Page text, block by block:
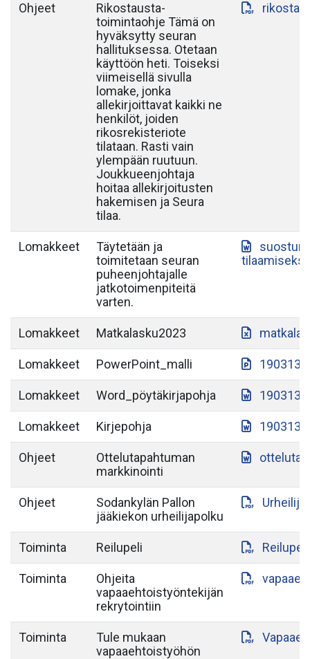
Ohjeet
Rikostausta-
toimintaohje Tämä on
hyväksytty seuran
hallituksessa. Otetaan
käyttöön heti. Toiseksi
viimeisellä sivulla
lomake, jonka
allekirjoittavat kaikki ne
henkilöt, joiden
rikosrekisteriote
tilataan. Rasti vain
ylempään ruutuun.
Joukkueenjohtaja
hoitaa allekirjoitusten
hakemisen ja Seura
tilaa.
Lomakkeet
Täytetään ja
toimitetaan seuran
puheenjohtajalle
jatkotoimenpiteitä
varten.
Lomakkeet Matkalasku2023
Lomakkeet PowerPoint_malli 190313-
Lomakkeet Word_pöytäkirjapohja 190313-
Lomakkeet Kirjepohja 190313-
Ohjeet
Ottelutapahtuman
markkinointi
Ohjeet
Sodankylän Pallon
jääkiekon urheilijapolku
Toiminta Reilupeli
Toiminta
Ohjeita
vapaaehtoistyöntekijän
rekrytointiin
Toiminta
Tule mukaan
vapaaehtoistyöhön